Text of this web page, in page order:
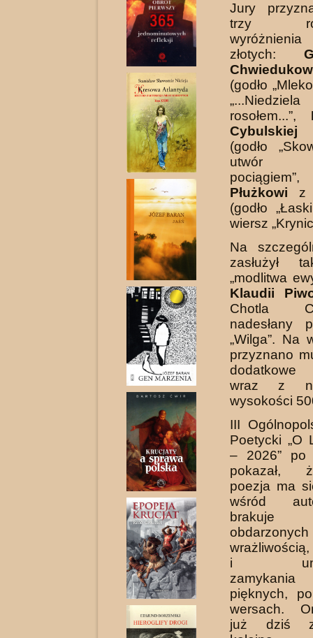
Jury
trzy
złotych:
(godło
rosołem...”,
Cybulskiej
(godło
utwór
Płużkowi z
(godło
wiersz
Na
zasłużył
„modlitwa
Klaudii
Chotla
nadesłany
„Wilga”. Na
przyznano
dodatkowe
wraz z
wysokości
III
Poetycki „O
– 2026” po
pokazał,
poezja ma
wśród
obdarzonych
i
pięknych,
wersach.
już dziś